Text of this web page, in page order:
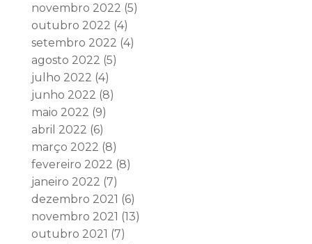
novembro 2022 (5)
outubro 2022 (4)
setembro 2022 (4)
agosto 2022 (5)
julho 2022 (4)
junho 2022 (8)
maio 2022 (9)
abril 2022 (6)
março 2022 (8)
fevereiro 2022 (8)
janeiro 2022 (7)
dezembro 2021 (6)
novembro 2021 (13)
outubro 2021 (7)